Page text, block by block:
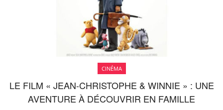
CINÉMA
LE FILM « JEAN-CHRISTOPHE & WINNIE » : UNE
AVENTURE À DÉCOUVRIR EN FAMILLE